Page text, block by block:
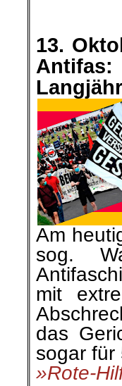
13.
Antifas:
Am
sog.
mit
das
sogar für
»Rote-